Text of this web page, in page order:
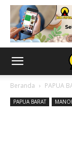
Beranda PAPUA
PAPUA BARAT